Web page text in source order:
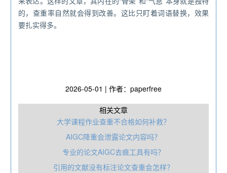
的，查重率自然就会得到改善。这比只盯着词语替换，效果
要扎实得多。
2026-05-01 | 作者：paperfree
相关文章
大学课程作业查重不合格如何补救？
AIGC降重会泄露论文内容吗？
专业的论文AIGC去痕工具有吗？
引用的文献没有标注论文查重会怎样？